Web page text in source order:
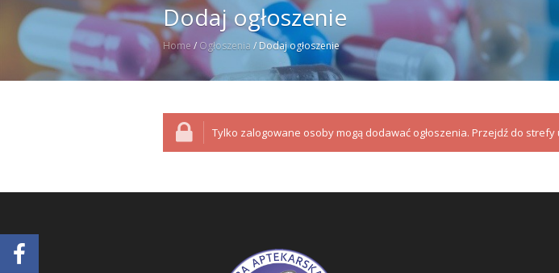
Dodaj ogłoszenie
Home / Ogłoszenia / Dodaj ogłoszenie
Tylko zalogowane osoby mogą dodawać ogłoszenia. Przejdź do